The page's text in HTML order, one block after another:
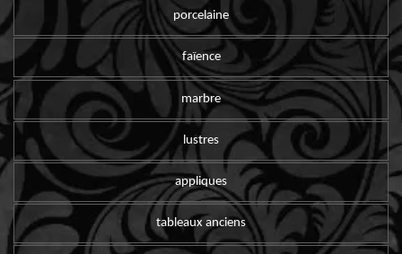
porcelaine
faïence
marbre
lustres
appliques
tableaux anciens